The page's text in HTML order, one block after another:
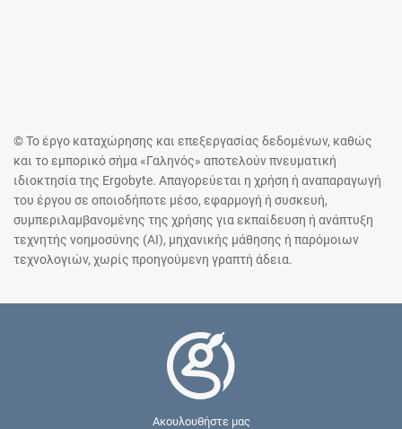
© Το έργο καταχώρησης και επεξεργασίας δεδομένων, καθώς
και το εμπορικό σήμα «Γαληνός» αποτελούν πνευματική
ιδιοκτησία της Ergobyte. Απαγορεύεται η χρήση ή αναπαραγωγή
του έργου σε οποιοδήποτε μέσο, εφαρμογή ή συσκευή,
συμπεριλαμβανομένης της χρήσης για εκπαίδευση ή ανάπτυξη
τεχνητής νοημοσύνης (AI), μηχανικής μάθησης ή παρόμοιων
τεχνολογιών, χωρίς προηγούμενη γραπτή άδεια.
Ακουλουθήστε μας